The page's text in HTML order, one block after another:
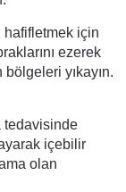
hafifletmek için
ezerek
yıkayın.
tedavisinde
içebilir
olan